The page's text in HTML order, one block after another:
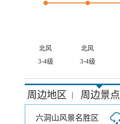
北风 北风
3-4级
3-4级
周边地区 | 周边景点
六洞山风景名胜区